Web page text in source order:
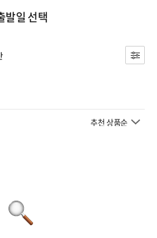
발일 선택
추천 상품순